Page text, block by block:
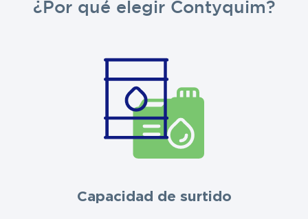
¿Por qué elegir Contyquim?
Capacidad de surtido